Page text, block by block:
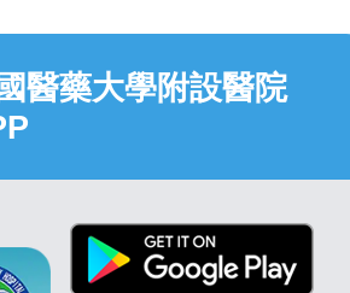
醫藥大學附設醫院